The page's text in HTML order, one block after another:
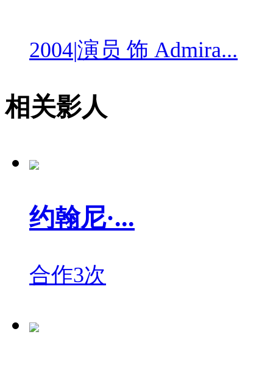
2004|演员 饰 Admira...
相关影人
约翰尼·...
合作3次